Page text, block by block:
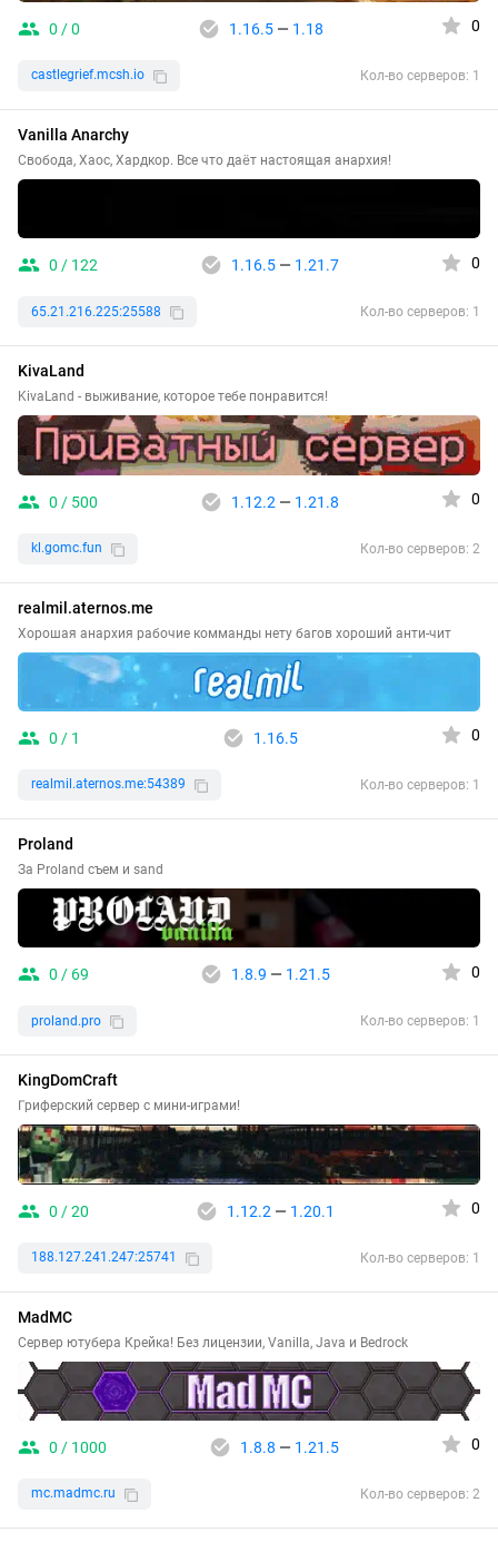
0 / 0 1.16.5— 1.18 0
castlegrief.mcsh.io Кол-во серверов: 1
Vanilla Anarchy
Свобода, Хаос, Хардкор. Все что даёт настоящая анархия!
0 / 122 1.16.5— 1.21.7 0
65.21.216.225:25588 Кол-во серверов: 1
KivaLand
KivaLand - выживание, которое тебе понравится!
0 / 500 1.12.2 — 1.21.8 0
kl.gomc.fun Кол-во серверов: 2
realmil.aternos.me
Хорошая анархия рабочие комманды нету багов хороший анти-чит
0 / 1 1.16.5 0
realmil.aternos.me:54389 Кол-во серверов: 1
Proland
За Proland съем и sand
0 / 69 1.8.9 — 1.21.5 0
proland.pro Кол-во серверов: 1
KingDomCraft
Гриферский сервер с мини-играми!
0 / 20 1.12.2 — 1.20.1 0
188.127.241.247:25741 Кол-во серверов: 1
MadMC
Сервер ютубера Крейка! Без лицензии, Vanilla, Java и Bedrock
0 / 1000 1.8.8 — 1.21.5 0
mc.madmc.ru Кол-во серверов: 2